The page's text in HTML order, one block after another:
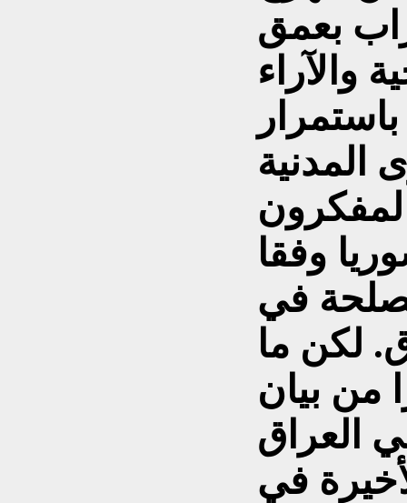
بعمق
والآراء
المدنية
وفقا
في
لكن ما
من بيان
العراق
في